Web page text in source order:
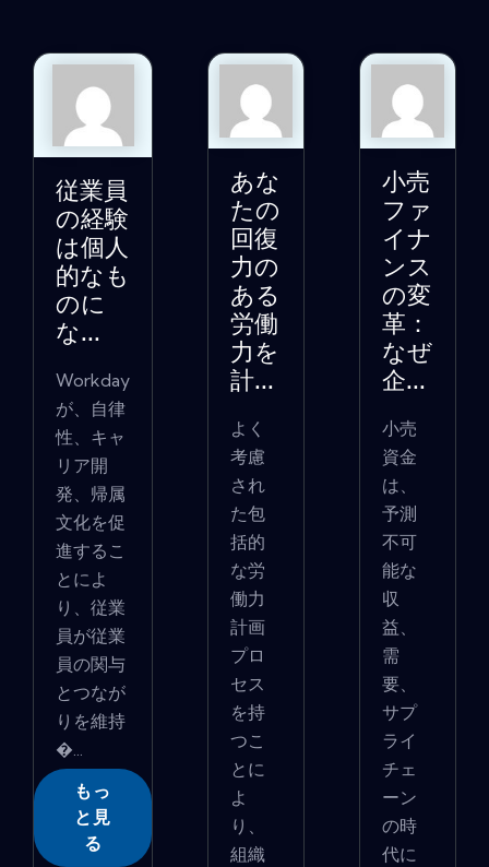
従業員
の経験
は個人
的なも
のに
な...
Workday
が、自律
性、キャ
リア開
発、帰属
文化を促
進するこ
とによ
り、従業
員が従業
員の関与
とつなが
りを維持
�...
もっ
と見
る
あな
たの
回復
力の
ある
労働
力を
計...
よく
考慮
され
た包
括的
な労
働力
計画
プロ
セス
を持
つこ
とに
よ
り、
組織
小売
ファ
イナ
ンス
の変
革：
なぜ
企...
小売
資金
は、
予測
不可
能な
収
益、
需
要、
サプ
ライ
チェ
ーン
の時
代に